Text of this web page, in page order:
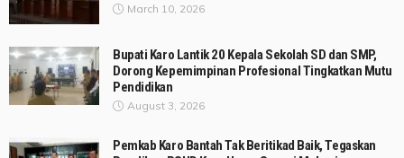
March 10, 2026
Bupati Karo Lantik 20 Kepala Sekolah SD dan SMP,
Dorong Kepemimpinan Profesional Tingkatkan Mutu
Pendidikan
August 3, 2026
Pemkab Karo Bantah Tak Beritikad Baik, Tegaskan